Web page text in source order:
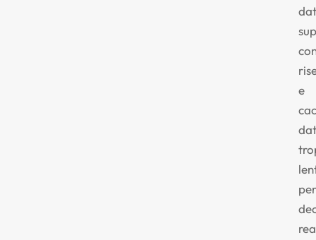
e
per